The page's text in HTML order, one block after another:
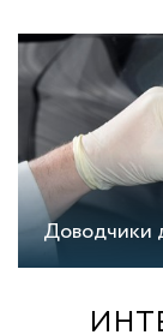
Доводчики